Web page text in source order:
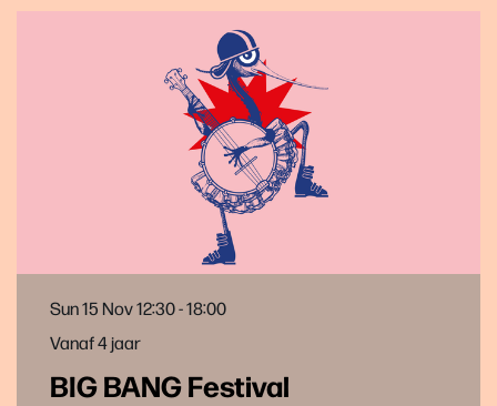
BIG BANG Festival
Vanaf 4 jaar
Sun 15 Nov12:30 - 18:00